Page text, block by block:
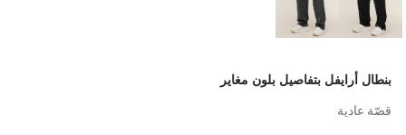
بنطال أرايفل بتفاصيل بلون مغاير
قصّة عادية